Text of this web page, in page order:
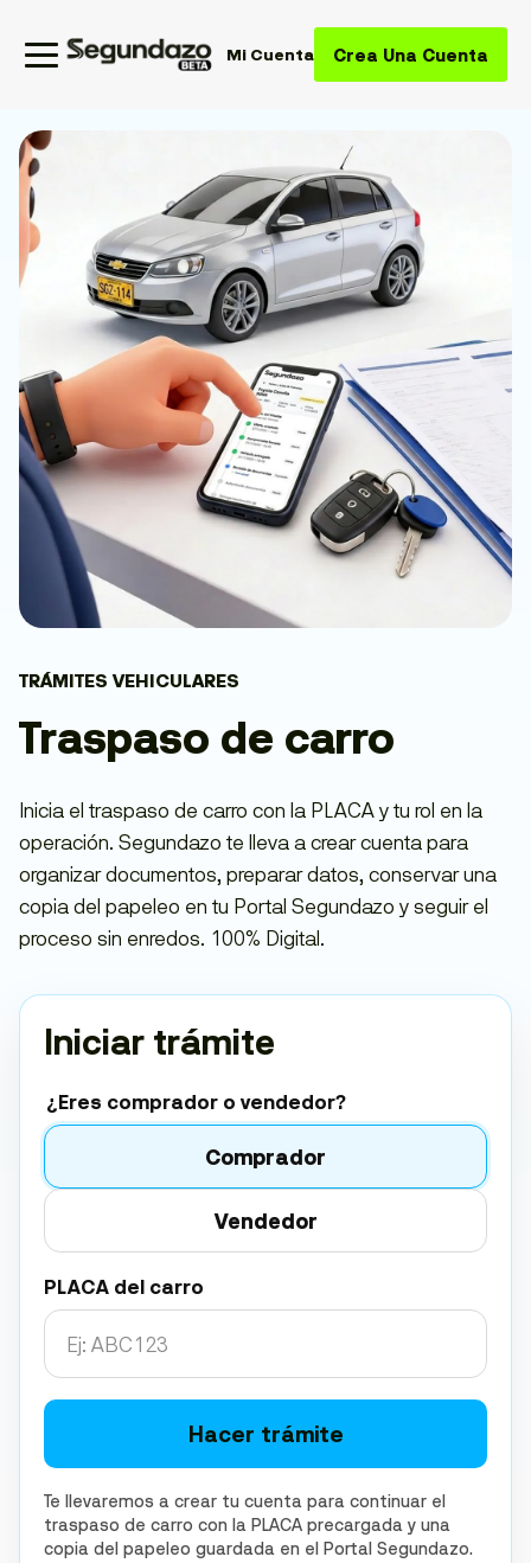
Mi Cuenta Crea Una Cuenta
TRÁMITES VEHICULARES
Traspaso de carro
Inicia el traspaso de carro con la PLACA y tu rol en la
operación. Segundazo te lleva a crear cuenta para
organizar documentos, preparar datos, conservar una
copia del papeleo en tu Portal Segundazo y seguir el
proceso sin enredos. 100% Digital.
Iniciar trámite
¿Eres comprador o vendedor?
Comprador
Vendedor
PLACA del carro
Hacer trámite
Te llevaremos a crear tu cuenta para continuar el
traspaso de carro con la PLACA precargada y una
copia del papeleo guardada en el Portal Segundazo.